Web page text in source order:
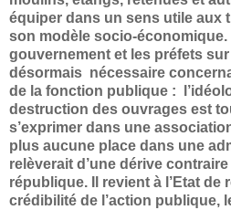
équiper dans un sens utile aux
son modèle socio-
gouvernement et les préfets
désormais nécessaire
de la fonction publique :
destruction des ouvrages est
s’exprimer dans une
plus aucune place dans une
relèverait d’une dérive
république. Il revient à l’Etat de
crédibilité de l’action publique,